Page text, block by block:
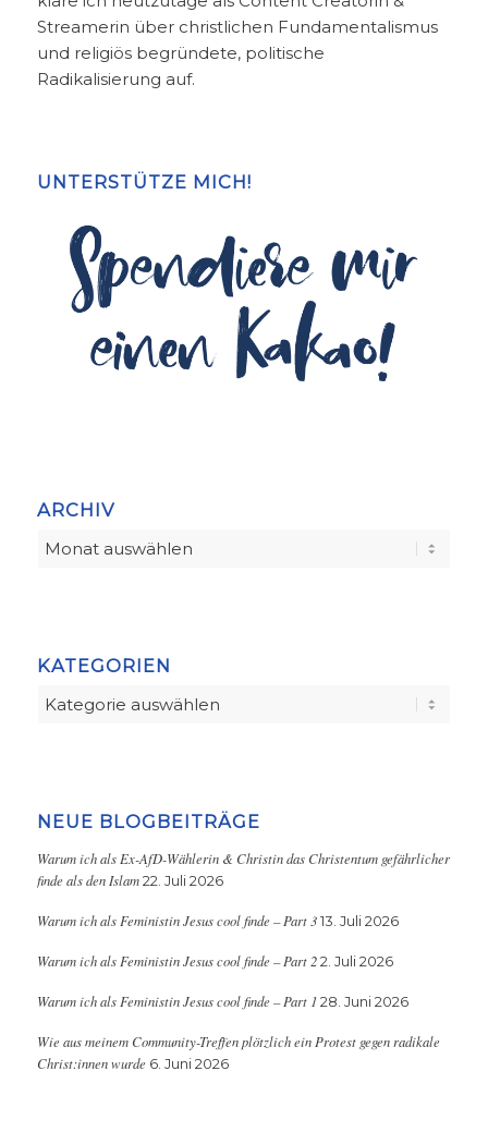
Streamerin über christlichen Fundamentalismus
und religiös begründete, politische
Radikalisierung auf.
UNTERSTÜTZE MICH!
ARCHIV
KATEGORIEN
Kategorien
NEUE BLOGBEITRÄGE
Warum ich als Ex-AfD-Wählerin & Christin das Christentum gefährlicher
finde als den Islam 22. Juli 2026
Warum ich als Feministin Jesus cool finde – Part 3 13. Juli 2026
Warum ich als Feministin Jesus cool finde – Part 2 2. Juli 2026
Warum ich als Feministin Jesus cool finde – Part 1 28. Juni 2026
Wie aus meinem Community-Treffen plötzlich ein Protest gegen radikale
Christ:innen wurde 6. Juni 2026